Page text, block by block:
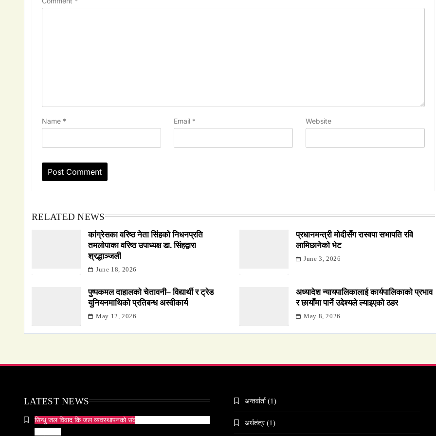
Name * Email * Website
RELATED NEWS
कांग्रेसका वरिष्ठ नेता सिंहको निधनप्रति
तमलोपाका वरिष्ठ उपाध्यक्ष डा. सिंहद्वारा
श्रद्धाञ्जली
June 18, 2026
प्रधानमन्त्री मोदीसँग रास्वपा सभापति रवि
लामिछानेको भेट
June 3, 2026
पुष्पकमल दाहालको चेतावनी– विद्यार्थी र ट्रेड
युनियनमाथिको प्रतिबन्ध अस्वीकार्य
May 12, 2026
अध्यादेश न्यायपालिकालाई कार्यपालिकाको प्रभाव
र छायाँमा पार्ने उद्देश्यले ल्याइएको ठहर
May 8, 2026
LATEST NEWS
सिन्धु जल विवाद कि जल व्यवस्थापनको संकट? पाकिस्तानको पानी संकटको
अन्तर्वार्ता (1)
अर्थतंत्र (1)